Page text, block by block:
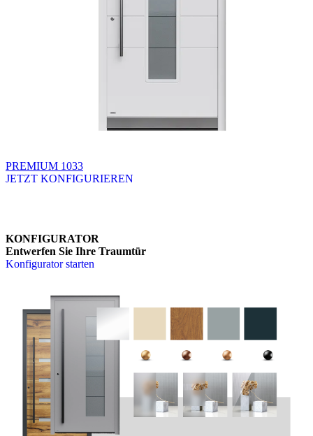
PREMIUM 1033
JETZT KONFIGURIEREN
KONFIGURATOR
Entwerfen Sie Ihre Traumtür
Konfigurator starten